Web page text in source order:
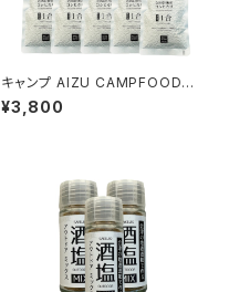
キャンプ AIZU CAMPFOOD
会津湯川村産コシヒカリ無洗米
1合×10個 メスティン用
¥3,800